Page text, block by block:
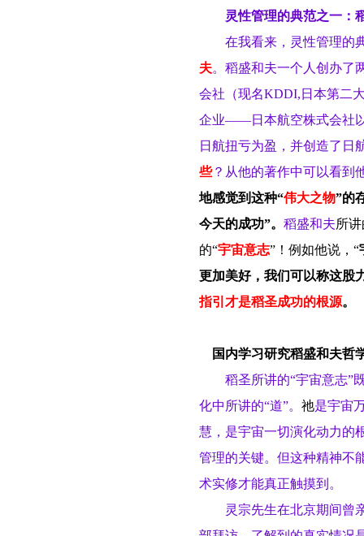
灵性管理的典范之一：
在我看来，灵性管理的
夫。稻盛和夫一个人创办
会社（现名KDDI,日本第二
企业——日本航空株式会社
日航扭亏为盈，并创造了日
些？从他的著作中可以看到
地感觉到这种“伟大之物”的
今天的成功”。 稻盛和夫所
的“宇宙意志”！例如他说，“
更加美好，我们可以称这股
指引才是稻圣成功的根源。
国内学习研究稻盛和夫哲
稻圣所讲的“宇宙意志”
化中所讲的“道”。 祂是宇宙
慧，是宇宙一切演化动力的
管理的关键。但这种精神不
术实修才能真正触摸到。
灵宗先生在北京期间曾